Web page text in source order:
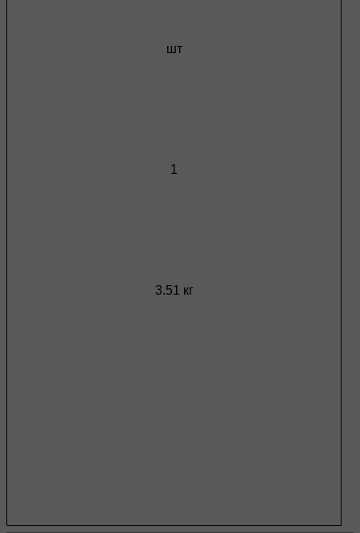
шт
1
3.51 кг